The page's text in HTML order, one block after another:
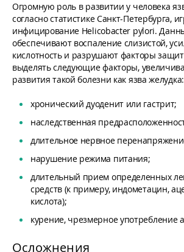
Огромную роль в развитии у человека
согласно статистике Санкт-Петербурга,
инфицирование Helicobacter pylori.
обеспечивают воспаление слизистой,
кислотность и разрушают факторы
выделять следующие факторы,
развития такой болезни как язва желудка:
хронический дуоденит или гастрит;
наследственная
длительное нервное
нарушение режима питания;
длительный прием определенных
средств (к примеру, индометацин,
кислота);
курение, чрезмерное употребление
Осложнения